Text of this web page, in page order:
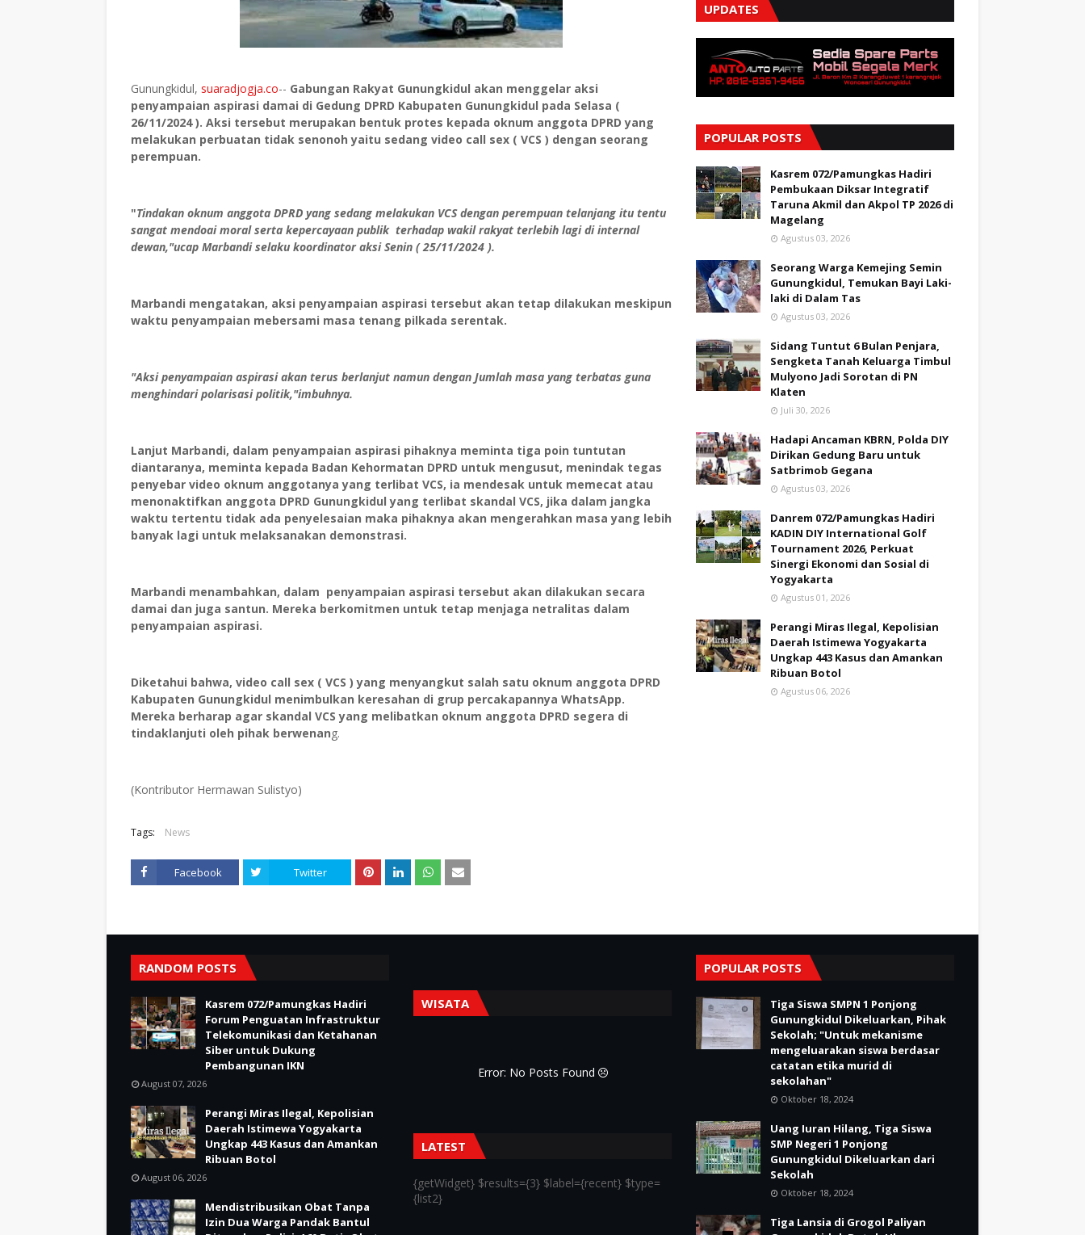
Gunungkidul, suaradjogja.co-- Gabungan Rakyat Gunungkidul akan menggelar aksi
penyampaian aspirasi damai di Gedung DPRD Kabupaten Gunungkidul pada Selasa (
26/11/2024 ). Aksi tersebut merupakan bentuk protes kepada oknum anggota DPRD yang
melakukan perbuatan tidak senonoh yaitu sedang video call sex ( VCS ) dengan seorang
perempuan.
"Tindakan oknum anggota DPRD yang sedang melakukan VCS dengan perempuan telanjang itu tentu
sangat mendoai moral serta kepercayaan publik terhadap wakil rakyat terlebih lagi di internal
dewan,"ucap Marbandi selaku koordinator aksi Senin ( 25/11/2024 ).
Marbandi mengatakan, aksi penyampaian aspirasi tersebut akan tetap dilakukan meskipun
waktu penyampaian mebersami masa tenang pilkada serentak.
"Aksi penyampaian aspirasi akan terus berlanjut namun dengan Jumlah masa yang terbatas guna
menghindari polarisasi politik,"imbuhnya.
Lanjut Marbandi, dalam penyampaian aspirasi pihaknya meminta tiga poin tuntutan
diantaranya, meminta kepada Badan Kehormatan DPRD untuk mengusut, menindak tegas
penyebar video oknum anggotanya yang terlibat VCS, ia mendesak untuk memecat atau
menonaktifkan anggota DPRD Gunungkidul yang terlibat skandal VCS, jika dalam jangka
waktu tertentu tidak ada penyelesaian maka pihaknya akan mengerahkan masa yang lebih
banyak lagi untuk melaksanakan demonstrasi.
Marbandi menambahkan, dalam penyampaian aspirasi tersebut akan dilakukan secara
damai dan juga santun. Mereka berkomitmen untuk tetap menjaga netralitas dalam
penyampaian aspirasi.
Diketahui bahwa, video call sex ( VCS ) yang menyangkut salah satu oknum anggota DPRD
Kabupaten Gunungkidul menimbulkan keresahan di grup percakapannya WhatsApp.
Mereka berharap agar skandal VCS yang melibatkan oknum anggota DPRD segera di
tindaklanjuti oleh pihak berwenang.
(Kontributor Hermawan Sulistyo)
Tags: News
Facebook Twitter
UPDATES
POPULAR POSTS
Kasrem 072/Pamungkas Hadiri
Pembukaan Diksar Integratif
Taruna Akmil dan Akpol TP 2026 di
Magelang
Agustus 03, 2026
Seorang Warga Kemejing Semin
Gunungkidul, Temukan Bayi Laki-
laki di Dalam Tas
Agustus 03, 2026
Sidang Tuntut 6 Bulan Penjara,
Sengketa Tanah Keluarga Timbul
Mulyono Jadi Sorotan di PN
Klaten
Juli 30, 2026
Hadapi Ancaman KBRN, Polda DIY
Dirikan Gedung Baru untuk
Satbrimob Gegana
Agustus 03, 2026
Danrem 072/Pamungkas Hadiri
KADIN DIY International Golf
Tournament 2026, Perkuat
Sinergi Ekonomi dan Sosial di
Yogyakarta
Agustus 01, 2026
Perangi Miras Ilegal, Kepolisian
Daerah Istimewa Yogyakarta
Ungkap 443 Kasus dan Amankan
Ribuan Botol
Agustus 06, 2026
RANDOM POSTS
Kasrem 072/Pamungkas Hadiri
Forum Penguatan Infrastruktur
Telekomunikasi dan Ketahanan
Siber untuk Dukung
Pembangunan IKN
August 07, 2026
Perangi Miras Ilegal, Kepolisian
Daerah Istimewa Yogyakarta
Ungkap 443 Kasus dan Amankan
Ribuan Botol
August 06, 2026
Mendistribusikan Obat Tanpa
Izin Dua Warga Pandak Bantul
WISATA
Error: No Posts Found
LATEST
{getWidget} $results={3} $label={recent} $type=
{list2}
POPULAR POSTS
Tiga Siswa SMPN 1 Ponjong
Gunungkidul Dikeluarkan, Pihak
Sekolah; "Untuk mekanisme
mengeluarakan siswa berdasar
catatan etika murid di
sekolahan"
Oktober 18, 2024
Uang Iuran Hilang, Tiga Siswa
SMP Negeri 1 Ponjong
Gunungkidul Dikeluarkan dari
Sekolah
Oktober 18, 2024
Tiga Lansia di Grogol Paliyan